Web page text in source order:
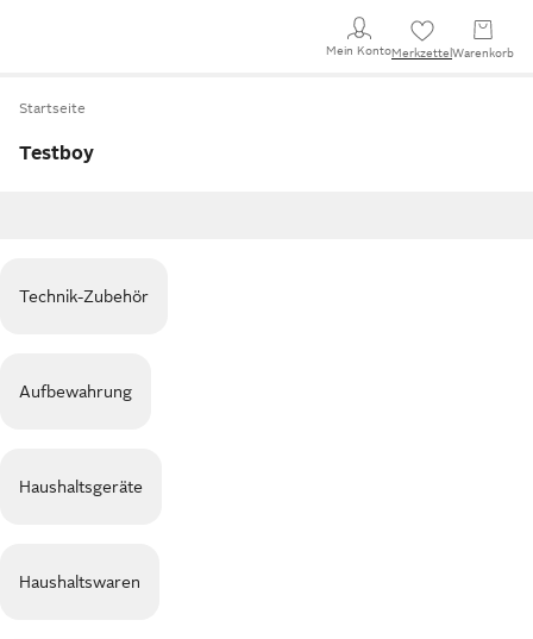
Mein KontoMerkzettel Warenkorb
Startseite
Testboy
Technik-Zubehör
Aufbewahrung
Haushaltsgeräte
Haushaltswaren